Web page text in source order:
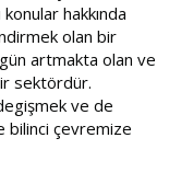
hakkında
olan bir
artmakta olan ve
sektördür.
ve de
bilinci çevremize